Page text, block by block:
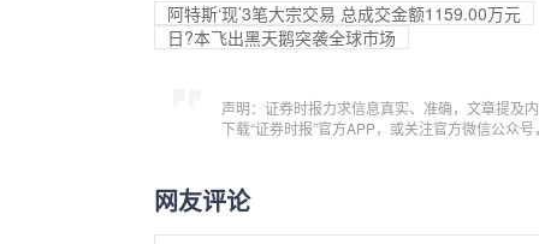
阿特斯‘现’3笔大宗交易 总成交金额1159.00万元
日?本飞出黑天鹅突袭全球市场
声明：证券时报力求信息真实、准确，文章提及
下载“证券时报”官方APP，或关注官方微信公众
网友评论